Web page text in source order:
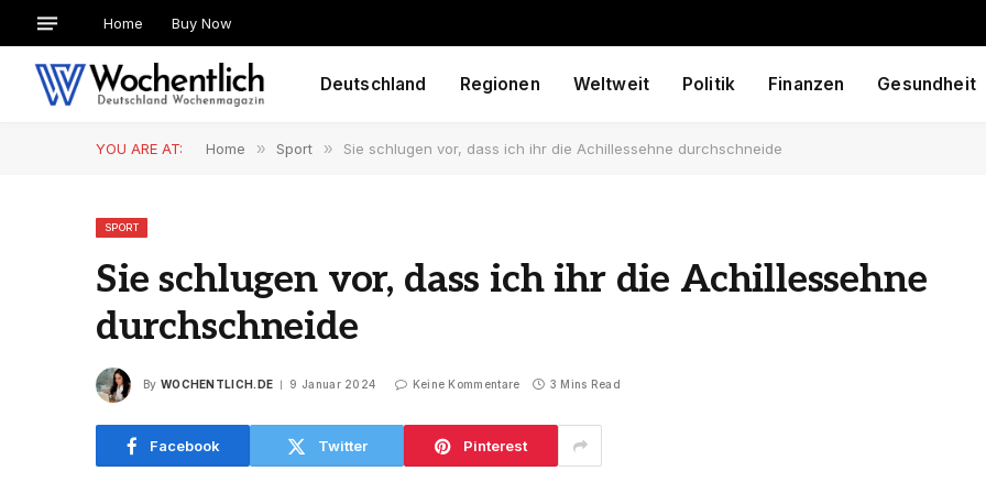
Home Buy Now
Deutschland Regionen Weltweit Politik Finanzen Gesundheit
YOU ARE AT: Home » Sport » Sie schlugen vor, dass ich ihr die Achillessehne durchschneide
SPORT
Sie schlugen vor, dass ich ihr die Achillessehne
durchschneide
By WOCHENTLICH.DE 9 Januar 2024 Keine Kommentare 3 Mins Read
Facebook Twitter Pinterest